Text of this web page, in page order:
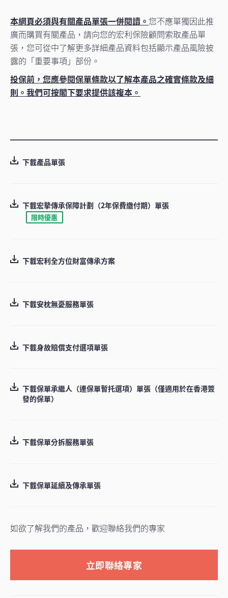
本網頁必須與有關產品單張一併閱讀。 您不應單獨因此推
廣而購買有關產品，請向您的宏利保險顧問索取產品單
張，您可從中了解更多詳細產品資料包括顯示產品風險披
露的「重要事項」部份。
投保前，您應參閱保單條款以了解本產品之確實條款及細
則。我們可按閣下要求提供該複本。
下載產品單張
下載宏摯傳承保障計劃（2年保費繳付期）單張
限時優惠
下載宏利全方位財富傳承方案
下載安枕無憂服務單張
下載身故賠償支付選項單張
下載保單承繼人（連保單暫托選項）單張（僅適用於在香港簽
發的保單）
下載保單分拆服務單張
下載保單延續及傳承單張
如欲了解我們的產品，歡迎聯絡我們的專家
立即聯絡專家